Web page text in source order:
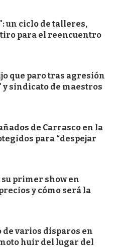
un ciclo de talleres,
para el reencuentro
que paro tras agresión
sindicato de maestros
de Carrasco en la
para “despejar
primer show en
y cómo será la
varios disparos en
huir del lugar del